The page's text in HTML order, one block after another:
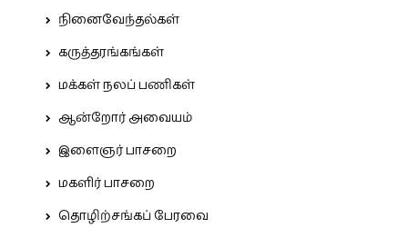
நினைவேந்தல்கள்
கருத்தரங்கங்கள்
மக்கள் நலப் பணிகள்
ஆன்றோர் அவையம்
இளைஞர் பாசறை
மகளிர் பாசறை
தொழிற்சங்கப் பேரவை